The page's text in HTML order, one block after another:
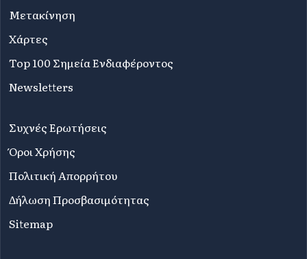
Μετακίνηση
Χάρτες
Top 100 Σημεία Ενδιαφέροντος
Newsletters
Συχνές Ερωτήσεις
Όροι Χρήσης
Πολιτική Απορρήτου
Δήλωση Προσβασιμότητας
Sitemap